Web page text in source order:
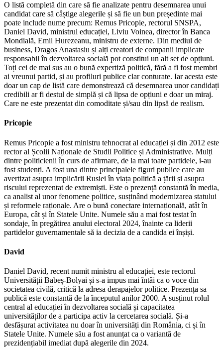
O listă completă din care să fie analizate pentru desemnarea unui
candidat care să câștige alegerile și să fie un bun președinte mai
poate include nume precum: Remus Pricopie, rectorul SNSPA,
Daniel David, ministrul educației, Liviu Voinea, director în Banca
Mondială, Emil Hurezeanu, ministru de externe. Din mediul de
business, Dragoș Anastasiu și alți creatori de companii implicate
responsabil în dezvoltarea socială pot constitui un alt set de opțiuni.
Toți cei de mai sus au o bună expertiză politică, fără a fi fost membri
ai vreunui partid, și au profiluri publice clar conturate. Iar acesta este
doar un cap de listă care demonstrează că desemnarea unor candidați
credibili ar fi destul de simplă și că lipsa de opțiuni e doar un miraj.
Care ne este prezentat din comoditate și/sau din lipsă de realism.
Pricopie
Remus Pricopie a fost ministru tehnocrat al educației și din 2012 este
rector al Școlii Naționale de Studii Politice și Administrative. Mulți
dintre politicienii în curs de afirmare, de la mai toate partidele, i-au
fost studenți. A fost una dintre principalele figuri publice care au
avertizat asupra implicării Rusiei în viața politică a țării și asupra
riscului reprezentat de extremiști. Este o prezență constantă în media,
ca analist al unor fenomene politice, susținând modernizarea statului
și reformele raționale. Are o bună conectare internațională, atât în
Europa, cât și în Statele Unite. Numele său a mai fost testat în
sondaje, în pregătirea anului electoral 2024, înainte ca liderii
partidelor guvernamentale să ia decizia de a candida ei înșiși.
David
Daniel David, recent numit ministru al educației, este rectorul
Universității Babeș-Bolyai și s-a impus mai întâi ca o voce din
societatea civilă, critică la adresa derapajelor politice. Prezența sa
publică este constantă de la începutul anilor 2000. A susținut rolul
central al educației în dezvoltarea socială și capacitatea
universităților de a participa activ la cercetarea socială. Și-a
desfășurat activitatea nu doar în universități din România, ci și în
Statele Unite. Numele său a fost anunțat ca o variantă de
prezidențiabil imediat după alegerile din 2024.